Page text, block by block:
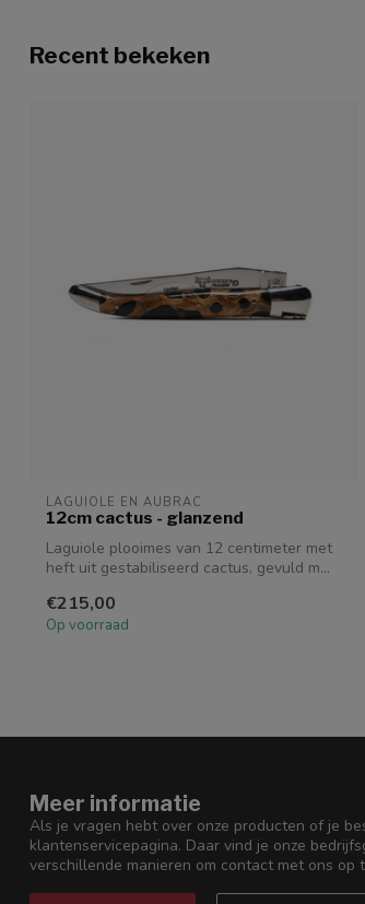
Recent bekeken
LAGUIOLE EN AUBRAC
12cm cactus - glanzend
Laguiole plooimes van 12 centimeter met
heft uit gestabiliseerd cactus, gevuld m...
€215,00
Op voorraad
Meer informatie
Als je vragen hebt over onze producten of je
klantenservicepagina. Daar vind je onze
verschillende manieren om contact met ons op